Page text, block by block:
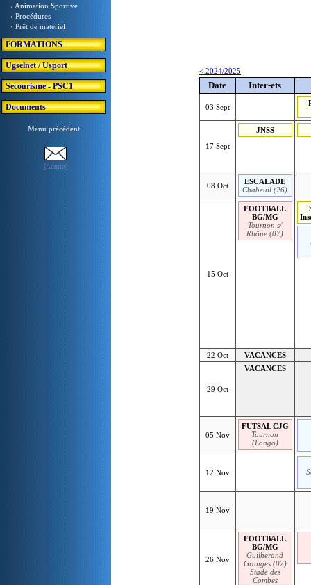
› Animation Sportive
› Procédures
› Prêt de matériel
FORMATIONS
Ugselnet / Usport
Secourisme - PSC1
Documents
Menu précédent
[Admin]
< 2024/2025
Date Inter-ets
03 Sept
17 Sept
JNSS
08 Oct
ESCALADE
Chabeuil (26)
15 Oct
FOOTBALL
BG/MG
Tournon s/
Rhône (07)
22 Oct VACANCES
29 Oct
VACANCES
05 Nov
FUTSAL CJG
Tournon
(Longo)
12 Nov
19 Nov
26 Nov
FOOTBALL
BG/MG
Guilherand
Granges (07)
Stade des
Combes